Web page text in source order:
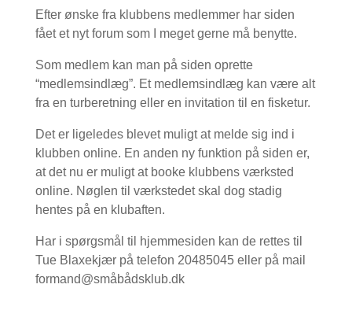
Efter ønske fra klubbens medlemmer har siden
fået et nyt forum som I meget gerne må benytte.
Som medlem kan man på siden oprette
“medlemsindlæg”. Et medlemsindlæg kan være alt
fra en turberetning eller en invitation til en fisketur.
Det er ligeledes blevet muligt at melde sig ind i
klubben online. En anden ny funktion på siden er,
at det nu er muligt at booke klubbens værksted
online. Nøglen til værkstedet skal dog stadig
hentes på en klubaften.
Har i spørgsmål til hjemmesiden kan de rettes til
Tue Blaxekjær på telefon 20485045 eller på mail
formand@småbådsklub.dk